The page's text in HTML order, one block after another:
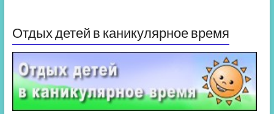
Отдых детей в каникулярное время